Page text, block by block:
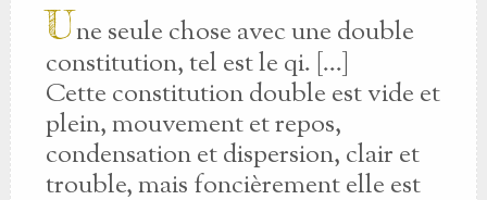
Une seule chose avec une double
constitution, tel est le qi. [...]
Cette constitution double est vide et
plein, mouvement et repos,
condensation et dispersion, clair et
trouble, mais foncièrement elle est